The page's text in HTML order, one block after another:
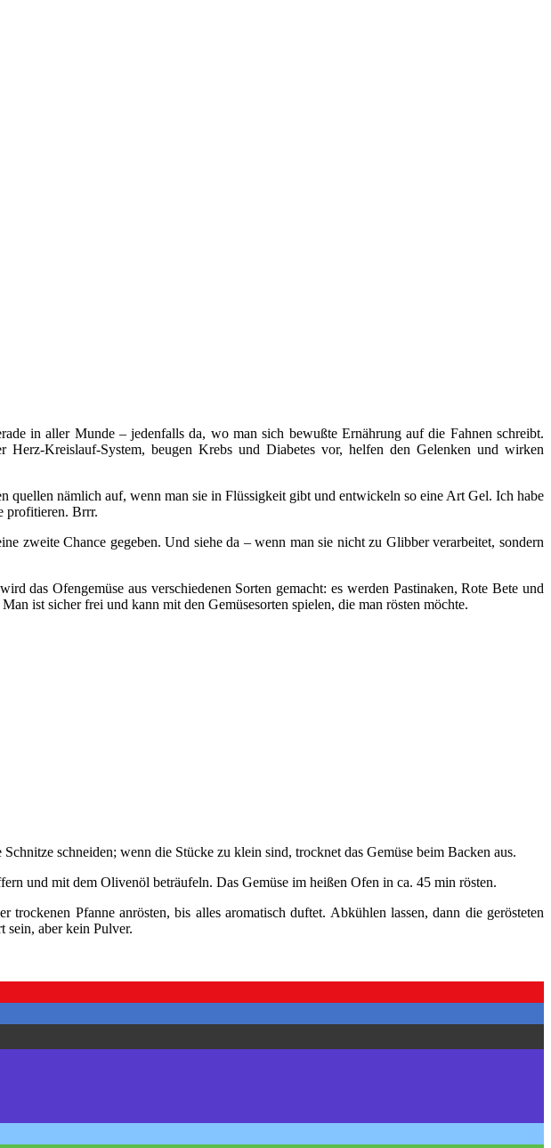
in aller Munde – jedenfalls da, wo man sich bewußte Ernährung auf die Fahnen schreibt.
Kreislauf-System, beugen Krebs und Diabetes vor, helfen den Gelenken und wirken
quellen nämlich auf, wenn man sie in Flüssigkeit gibt und entwickeln so eine Art Gel. Ich habe
profitieren. Brrr.
zweite Chance gegeben. Und siehe da – wenn man sie nicht zu Glibber verarbeitet, sondern
das Ofengemüse aus verschiedenen Sorten gemacht: es werden Pastinaken, Rote Bete und
ist sicher frei und kann mit den Gemüsesorten spielen, die man rösten möchte.
schneiden; wenn die Stücke zu klein sind, trocknet das Gemüse beim Backen aus.
und mit dem Olivenöl beträufeln. Das Gemüse im heißen Ofen in ca. 45 min rösten.
Pfanne anrösten, bis alles aromatisch duftet. Abkühlen lassen, dann die gerösteten
sein, aber kein Pulver.